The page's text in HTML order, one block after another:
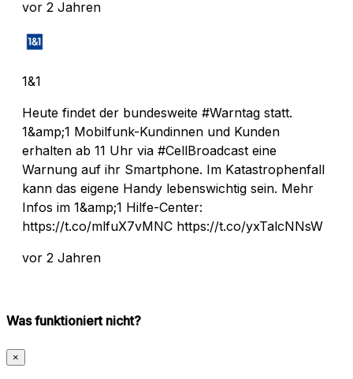
vor 2 Jahren
1&1
Heute findet der bundesweite #Warntag statt.
1&amp;1 Mobilfunk-Kundinnen und Kunden
erhalten ab 11 Uhr via #CellBroadcast eine
Warnung auf ihr Smartphone. Im Katastrophenfall
kann das eigene Handy lebenswichtig sein. Mehr
Infos im 1&amp;1 Hilfe-Center:
https://t.co/mlfuX7vMNC https://t.co/yxTalcNNsW
vor 2 Jahren
Was funktioniert nicht?
×